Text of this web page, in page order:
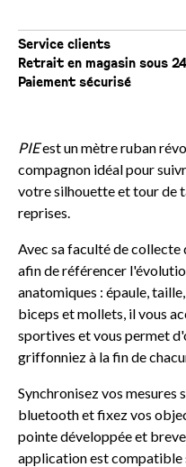
Service clients
Retrait en magasin sous
Paiement sécurisé
PIEest un mètre ruban
compagnon idéal pour
votre silhouette et tour de
reprises.
Avec sa faculté de collecte
afin de référencer
anatomiques : épaule,
biceps et mollets, il vous
sportives et vous permet
griffonniez à la fin de
Synchronisez vos mesures
bluetooth et fixez vos
pointe développée et
application est compatible